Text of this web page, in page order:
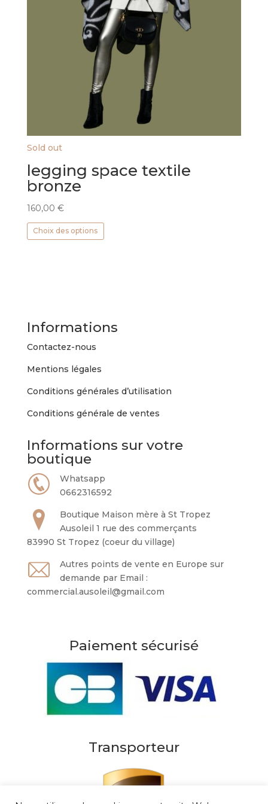
Sold out
legging space textile
bronze
160,00 €
Choix des options
Ce
être
page
produit
Informations
Contactez-nous
Mentions légales
Conditions générales d’utilisation
Conditions générale de ventes
Informations sur votre
boutique
Whatsapp
0662316592
Boutique Maison mère à St Tropez
Ausoleil 1 rue des commerçants
83990 St Tropez (coeur du village)
Autres points de vente en Europe sur
demande par Email :
commercial.ausoleil@gmail.com
Paiement sécurisé
Transporteur